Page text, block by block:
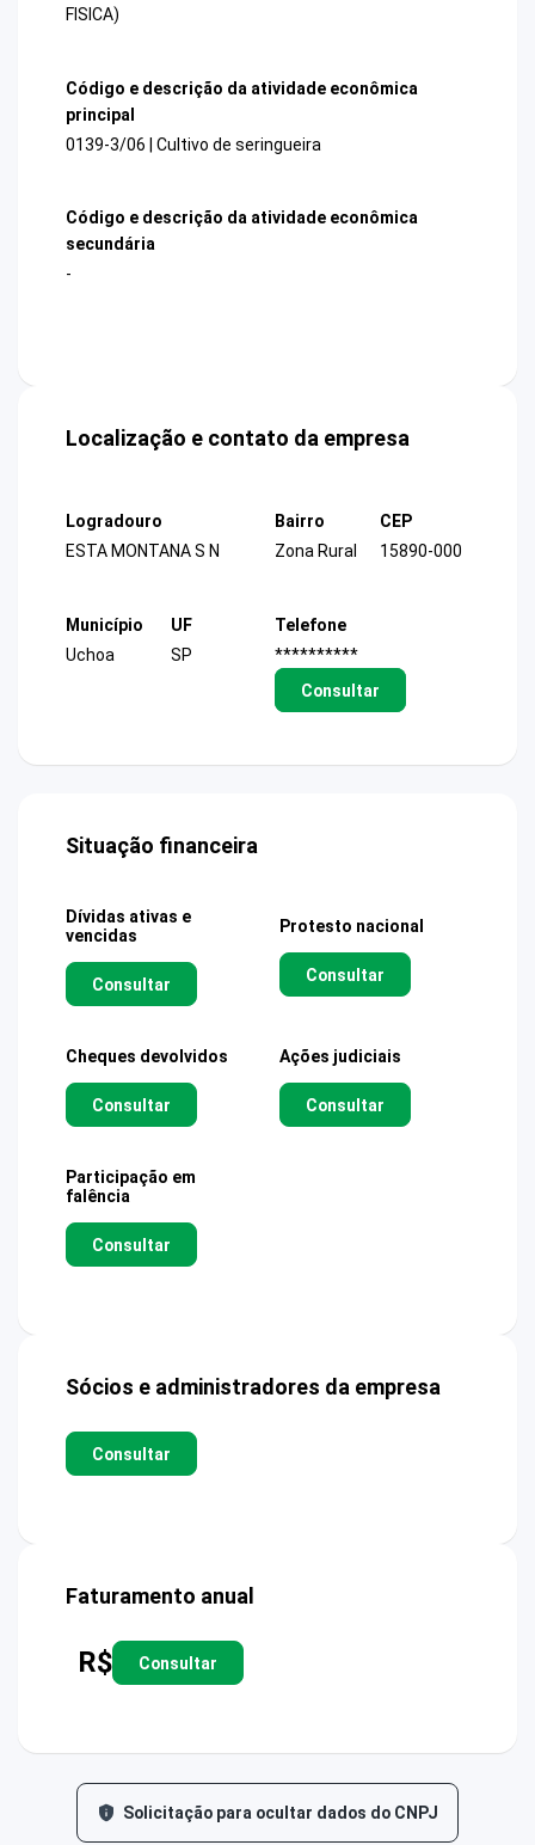
FISICA)
Código e descrição da atividade econômica
principal
0139-3/06 | Cultivo de seringueira
Código e descrição da atividade econômica
secundária
-
Localização e contato da empresa
Logradouro
ESTA MONTANA S N
Bairro
Zona Rural
CEP
15890-000
Município
Uchoa
UF
SP
Telefone
**********
Consultar
Situação financeira
Dívidas ativas e
vencidas
Consultar
Protesto nacional
Consultar
Cheques devolvidos
Consultar
Ações judiciais
Consultar
Participação em
falência
Consultar
Sócios e administradores da empresa
Consultar
Faturamento anual
R$ Consultar
Solicitação para ocultar dados do CNPJ